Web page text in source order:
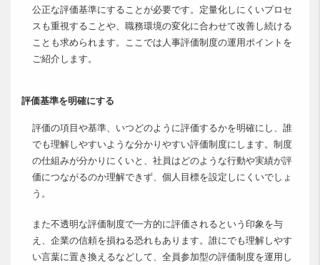
公正な評価基準にすることが必要です。定量化しにくいプロセ
スも重視することや、職務環境の変化に合わせて改善し続ける
ことも求められます。ここでは人事評価制度の運用ポイントを
ご紹介します。
評価基準を明確にする
評価の項目や基準、いつどのように評価するかを明確にし、誰
でも理解しやすいような分かりやすい評価制度にします。制度
の仕組みが分かりにくいと、社員はどのような行動や実績が評
価につながるのか理解できず、個人目標を設定しにくいでしょ
う。
また不透明な評価制度で一方的に評価されるという印象を与
え、企業の信頼を損ねる恐れもあります。誰にでも理解しやす
い言葉に置き換えるなどして、全員参加型の評価制度を運用し